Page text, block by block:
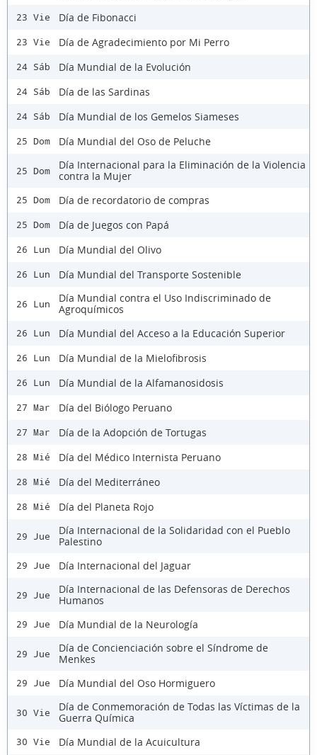
23 Vie Día de Fibonacci
23 Vie Día de Agradecimiento por Mi Perro
24 Sáb Día Mundial de la Evolución
24 Sáb Día de las Sardinas
24 Sáb Día Mundial de los Gemelos Siameses
25 Dom Día Mundial del Oso de Peluche
25 Dom
Día Internacional para la Eliminación de la Violencia
contra la Mujer
25 Dom Día de recordatorio de compras
25 Dom Día de Juegos con Papá
26 Lun Día Mundial del Olivo
26 Lun Día Mundial del Transporte Sostenible
26 Lun
Día Mundial contra el Uso Indiscriminado de
Agroquímicos
26 Lun Día Mundial del Acceso a la Educación Superior
26 Lun Día Mundial de la Mielofibrosis
26 Lun Día Mundial de la Alfamanosidosis
27 Mar Día del Biólogo Peruano
27 Mar Día de la Adopción de Tortugas
28 Mié Día del Médico Internista Peruano
28 Mié Día del Mediterráneo
28 Mié Día del Planeta Rojo
29 Jue
Día Internacional de la Solidaridad con el Pueblo
Palestino
29 Jue Día Internacional del Jaguar
29 Jue
Día Internacional de las Defensoras de Derechos
Humanos
29 Jue Día Mundial de la Neurología
29 Jue
Día de Concienciación sobre el Síndrome de
Menkes
29 Jue Día Mundial del Oso Hormiguero
30 Vie
Día de Conmemoración de Todas las Víctimas de la
Guerra Química
30 Vie Día Mundial de la Acuicultura